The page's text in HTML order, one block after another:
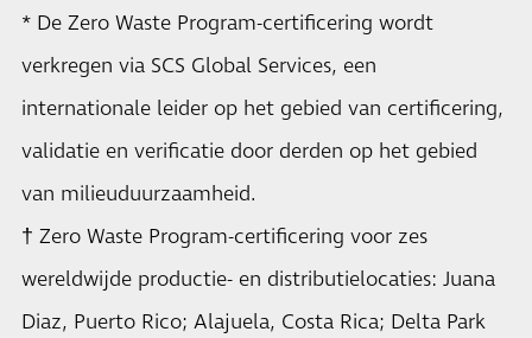
* De Zero Waste Program-certificering wordt
verkregen via SCS Global Services, een
internationale leider op het gebied van certificering,
validatie en verificatie door derden op het gebied
van milieuduurzaamheid.
† Zero Waste Program-certificering voor zes
wereldwijde productie- en distributielocaties: Juana
Diaz, Puerto Rico; Alajuela, Costa Rica; Delta Park